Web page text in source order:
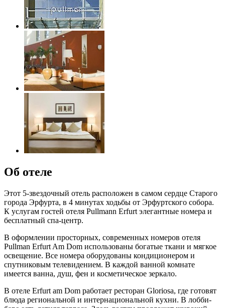
Об отеле
Этот 5-звездочный отель расположен в самом сердце Старого
города Эрфурта, в 4 минутах ходьбы от Эрфуртского собора.
К услугам гостей отеля Pullmann Erfurt элегантные номера и
бесплатный спа-центр.
В оформлении просторных, современных номеров отеля
Pullman Erfurt Am Dom использованы богатые ткани и мягкое
освещение. Все номера оборудованы кондиционером и
спутниковым телевидением. В каждой ванной комнате
имеется ванна, душ, фен и косметическое зеркало.
В отеле Erfurt am Dom работает ресторан Gloriosa, где готовят
блюда региональной и интернациональной кухни. В лобби-